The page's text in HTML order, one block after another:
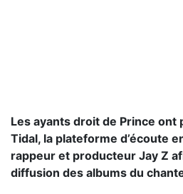
Les ayants droit de Prince
Tidal, la plateforme d’écoute
rappeur et producteur Jay Z
diffusion des albums du